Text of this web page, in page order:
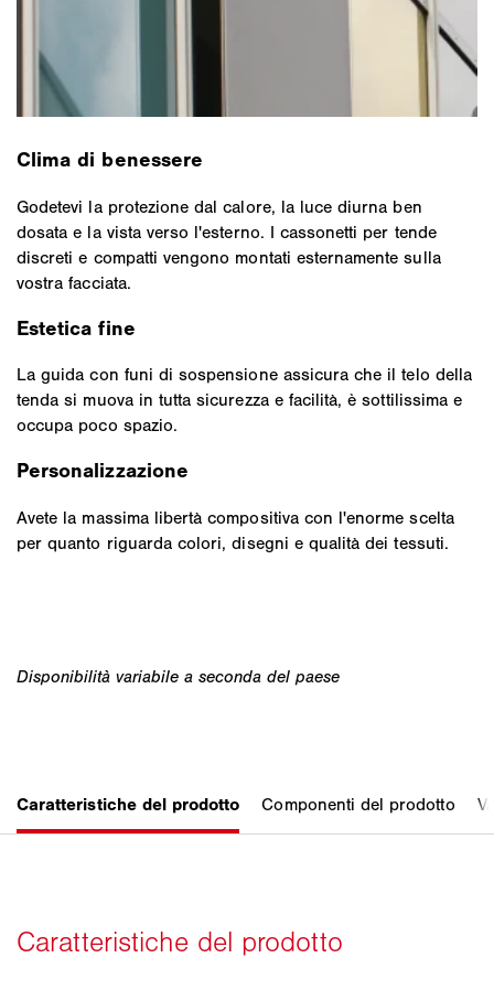
Clima di benessere
Godetevi la protezione dal calore, la luce diurna ben
dosata e la vista verso l'esterno. I cassonetti per tende
discreti e compatti vengono montati esternamente sulla
vostra facciata.
Estetica fine
La guida con funi di sospensione assicura che il telo della
tenda si muova in tutta sicurezza e facilità, è sottilissima e
occupa poco spazio.
Personalizzazione
Avete la massima libertà compositiva con l'enorme scelta
per quanto riguarda colori, disegni e qualità dei tessuti.